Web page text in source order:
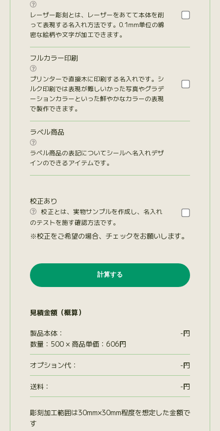

レーザー彫刻とは、レーザーをあてて本体を削
って表現する名入れ方法です。0.1mm単位の綿
密な絵柄や文字が加工できます。
フルカラー印刷

プリンターで直接木に印刷する名入れです。シ
ルク印刷では表現が難しいかった写真やグラデ
ーションカラーといった鮮やかなカラーの表現
で製作できます。
ラベル商品

ラベル商品の表記についてシールへ名入れデザ
インのできるアイテムです。
校正あり

校正とは、実物サンプルを作成し、名入れ
のテストを施す確認方法です。
※校正をご希望の場合、チェックをお願いします。
見積金額（概算）
製品本体：
数量：500 × 商品単価：606円
-円
オプション代： -円
送料： -円
彫刻加工範囲は30mm×30mm程度を想定した金額で
す